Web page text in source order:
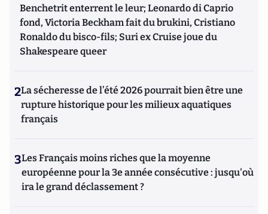
Benchetrit enterrent le leur; Leonardo di Caprio
fond, Victoria Beckham fait du brukini, Cristiano
Ronaldo du bisco-fils; Suri ex Cruise joue du
Shakespeare queer
2La sécheresse de l’été 2026 pourrait bien être une
rupture historique pour les milieux aquatiques
français
3Les Français moins riches que la moyenne
européenne pour la 3e année consécutive : jusqu'où
ira le grand déclassement ?